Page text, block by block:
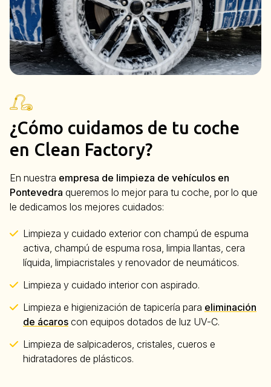
¿Cómo cuidamos de tu coche
en Clean Factory?
En nuestra empresa de limpieza de vehículos en
Pontevedra queremos lo mejor para tu coche, por lo que
le dedicamos los mejores cuidados:
Limpieza y cuidado exterior con champú de espuma
activa, champú de espuma rosa, limpia llantas, cera
líquida, limpiacristales y renovador de neumáticos.
Limpieza y cuidado interior con aspirado.
Limpieza e higienización de tapicería para eliminación
de ácaros con equipos dotados de luz UV-C.
Limpieza de salpicaderos, cristales, cueros e
hidratadores de plásticos.